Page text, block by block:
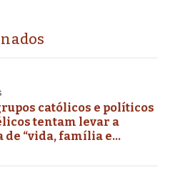
católicos e políticos
tentam levar a
de “vida, família e